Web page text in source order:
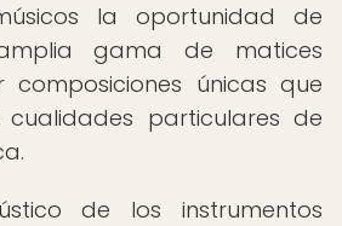
la oportunidad de
gama de matices
únicas que
particulares de
de los instrumentos